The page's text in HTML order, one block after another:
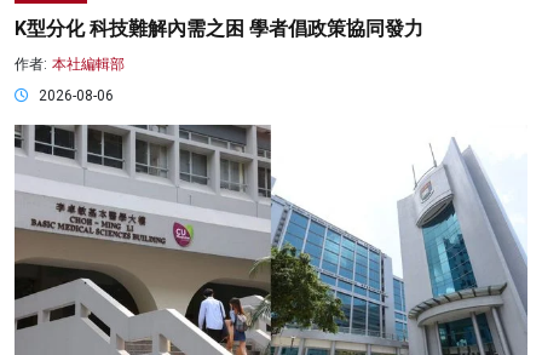
K型分化 科技難解內需之困 學者倡政策協同發力
作者: 本社編輯部
2026-08-06